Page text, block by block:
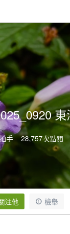
手 28,757次點閱
注他 檢舉